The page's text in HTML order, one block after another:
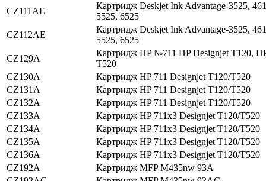
CZ111AE
Картридж Deskjet Ink Advantage-3525,
5525, 6525
CZ112AE
Картридж Deskjet Ink Advantage-3525,
5525, 6525
CZ129A
Картридж HP №711 HP Designjet T120,
T520
CZ130A
Картридж HP 711 Designjet T120/T520
CZ131A
Картридж HP 711 Designjet T120/T520
CZ132A
Картридж HP 711 Designjet T120/T520
CZ133A
Картридж HP 711x3 Designjet T120/T520
CZ134A
Картридж HP 711x3 Designjet T120/T520
CZ135A
Картридж HP 711x3 Designjet T120/T520
CZ136A
Картридж HP 711x3 Designjet T120/T520
CZ192A
Картридж MFP M435nw 93A